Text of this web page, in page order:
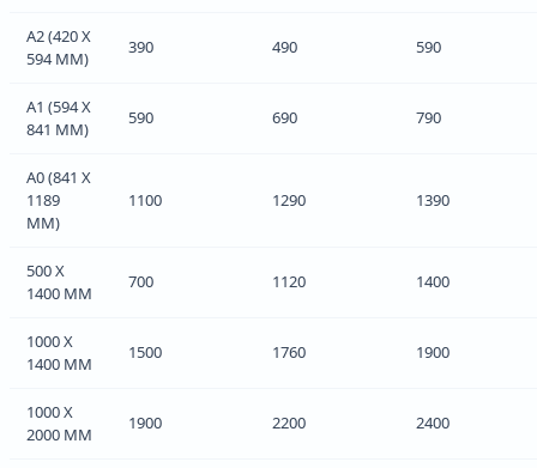
А2 (420 Х
594 ММ)
390 490 590
А1 (594 Х
841 ММ)
590 690 790
А0 (841 Х
1189
ММ)
1100 1290 1390
500 Х
1400 ММ
700 1120 1400
1000 Х
1400 ММ
1500 1760 1900
1000 Х
2000 ММ
1900 2200 2400